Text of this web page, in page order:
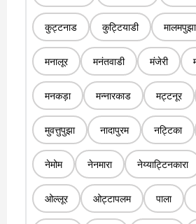
कुट्टनाड कुट्टियाडी मालमपुझा
मनालूर मनंतवाडी मंजेरी
मनकड़ा मन्नारकाड मट्टनूर
मुवत्तुपुझा नादापुरम नट्टिका
नेमोम नेनमारा नेय्याट्टिनकारा
ओल्लूर ओट्टापलम पाला